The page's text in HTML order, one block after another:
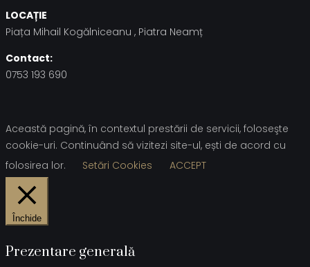
LOCAȚIE
Piața Mihail Kogălniceanu , Piatra Neamț
Contact:
0753 193 690
Această pagină, în contextul prestării de servicii, foloseşte
cookie-uri. Continuând să vizitezi site-ul, ești de acord cu
folosirea lor.
Setări Cookies ACCEPT
Închide
Prezentare generală